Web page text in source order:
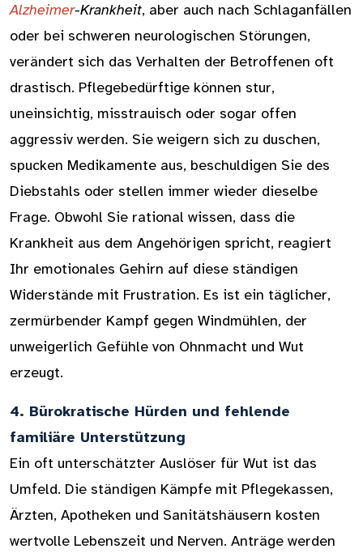
Alzheimer-Krankheit, aber auch nach Schlaganfällen
oder bei schweren neurologischen Störungen,
verändert sich das Verhalten der Betroffenen oft
drastisch. Pflegebedürftige können stur,
uneinsichtig, misstrauisch oder sogar offen
aggressiv werden. Sie weigern sich zu duschen,
spucken Medikamente aus, beschuldigen Sie des
Diebstahls oder stellen immer wieder dieselbe
Frage. Obwohl Sie rational wissen, dass die
Krankheit aus dem Angehörigen spricht, reagiert
Ihr emotionales Gehirn auf diese ständigen
Widerstände mit Frustration. Es ist ein täglicher,
zermürbender Kampf gegen Windmühlen, der
unweigerlich Gefühle von Ohnmacht und Wut
erzeugt.
4. Bürokratische Hürden und fehlende
familiäre Unterstützung
Ein oft unterschätzter Auslöser für Wut ist das
Umfeld. Die ständigen Kämpfe mit Pflegekassen,
Ärzten, Apotheken und Sanitätshäusern kosten
wertvolle Lebenszeit und Nerven. Anträge werden